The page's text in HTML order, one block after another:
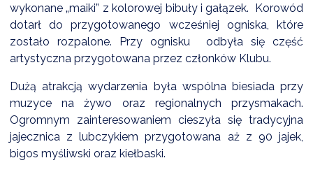
wykonane „maiki” z kolorowej bibuły i gałązek. Korowód
dotarł do przygotowanego wcześniej ogniska, które
zostało rozpalone. Przy ognisku odbyła się część
artystyczna przygotowana przez członków Klubu.
Dużą atrakcją wydarzenia była wspólna biesiada przy
muzyce na żywo oraz regionalnych przysmakach.
Ogromnym zainteresowaniem cieszyła się tradycyjna
jajecznica z lubczykiem przygotowana aż z 90 jajek,
bigos myśliwski oraz kiełbaski.